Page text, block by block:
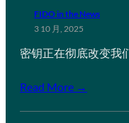
FIDO in the News
3 10 月, 2025
密钥正在彻底改变我
Read More →